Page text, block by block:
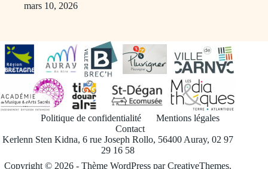
mars 10, 2026
Politique de confidentialité
Mentions légales
Contact
Kerlenn Sten Kidna, 6 rue Joseph Rollo, 56400 Auray, 02 97
29 16 58
Copyright © 2026 - Thème WordPress parCreativeThemes.